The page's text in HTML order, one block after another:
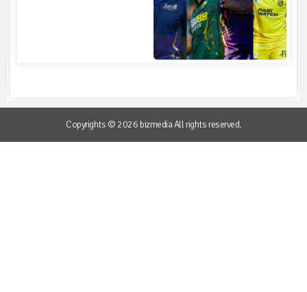
Copyrights © 2026 bizmedia All rights reserved.